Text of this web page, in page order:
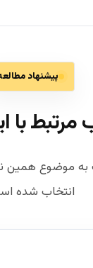
پیشنهاد
مرتبط با
موضوع همین
انتخاب شده